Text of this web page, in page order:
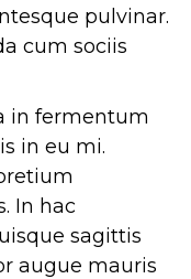
pulvinar.
cum sociis
in fermentum
in eu mi.
In hac
sagittis
augue mauris